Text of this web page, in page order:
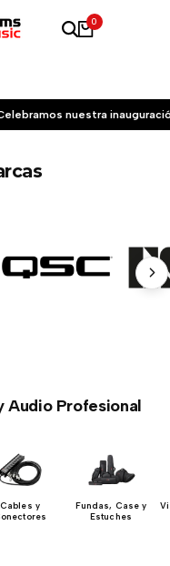
0
Celebramos nuestra
Audio Profesional
Cables y
Fundas, Case y
Estuches